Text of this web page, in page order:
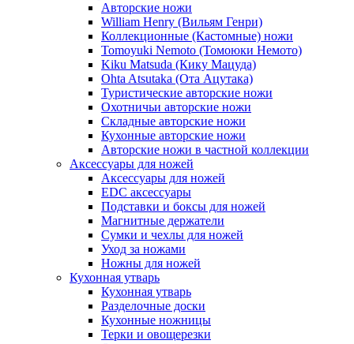
Авторские ножи
William Henry (Вильям Генри)
Коллекционные (Кастомные) ножи
Tomoyuki Nemoto (Томоюки Немото)
Kiku Matsuda (Кику Мацуда)
Ohta Atsutaka (Ота Ацутака)
Туристические авторские ножи
Охотничьи авторские ножи
Складные авторские ножи
Кухонные авторские ножи
Авторские ножи в частной коллекции
Аксессуары для ножей
Аксессуары для ножей
EDC аксессуары
Подставки и боксы для ножей
Магнитные держатели
Сумки и чехлы для ножей
Уход за ножами
Ножны для ножей
Кухонная утварь
Кухонная утварь
Разделочные доски
Кухонные ножницы
Терки и овощерезки